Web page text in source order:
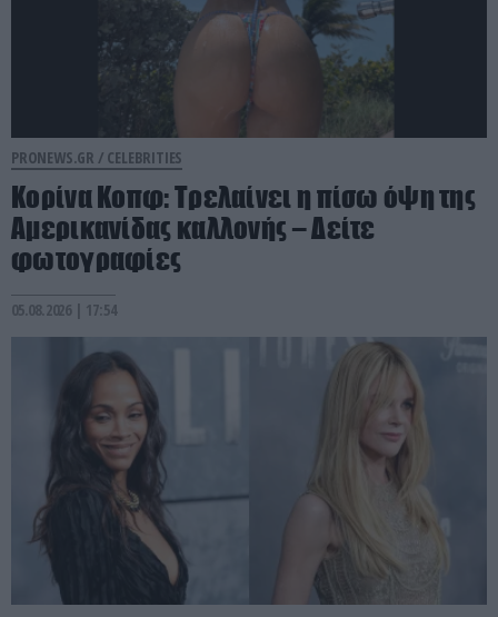
PRONEWS.GR / CELEBRITIES
Κορίνα Κοπφ: Τρελαίνει η πίσω όψη της
Αμερικανίδας καλλονής – Δείτε
φωτογραφίες
05.08.2026 | 17:54